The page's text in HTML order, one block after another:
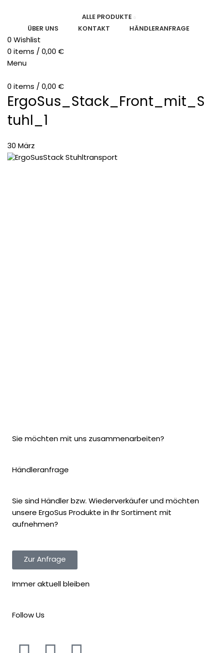
ALLE PRODUKTE
ÜBER UNS
KONTAKT HÄNDLERANFRAGE
0 Wishlist
0 items / 0,00 €
Menu
0 items / 0,00 €
ErgoSus_Stack_Front_mit_S
tuhl_1
30 März
Sie möchten mit uns zusammenarbeiten?
Händleranfrage
Sie sind Händler bzw. Wiederverkäufer und möchten
unsere ErgoSus Produkte in Ihr Sortiment mit
aufnehmen?
Zur Anfrage
Immer aktuell bleiben
Follow Us